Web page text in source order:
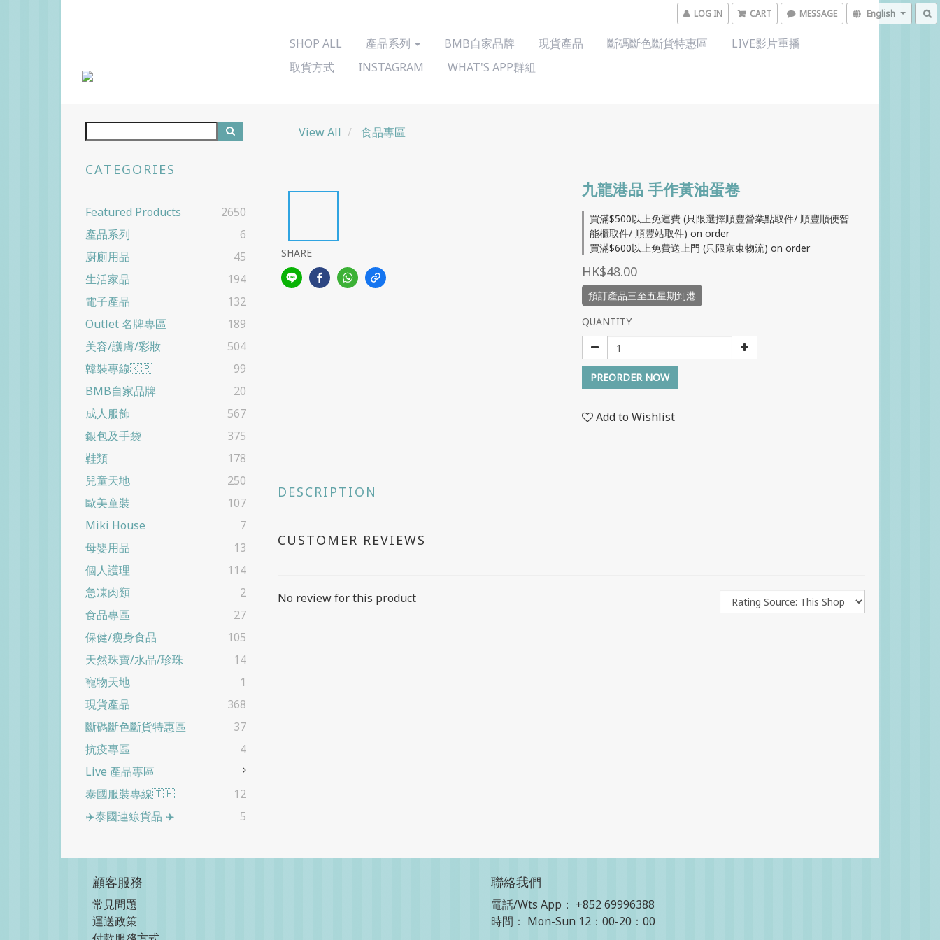
LOG IN CART MESSAGE English
SHOP ALL 產品系列 BMB自家品牌 現貨產品 斷碼斷色斷貨特惠區
LIVE影片重播
取貨方式
INSTAGRAM WHAT'S APP群組
CATEGORIES
Featured Products
2650
產品系列
6
廚廁用品
45
生活家品
194
電子產品
132
Outlet 名牌專區
189
美容/護膚/彩妝
504
韓裝專線🇰🇷
99
BMB自家品牌
20
成人服飾
567
銀包及手袋
375
鞋類
178
兒童天地
250
歐美童裝
107
Miki House
7
母嬰用品
13
個人護理
114
急凍肉類
2
食品專區
27
保健/瘦身食品
105
天然珠寶/水晶/珍珠
14
寵物天地
1
現貨產品
368
斷碼斷色斷貨特惠區
37
抗疫專區
4
Live 產品專區
泰國服裝專線🇹🇭
12
✈️泰國連線貨品 ✈️
5
View All 食品專區
SHARE
九龍港品 手作黃油蛋卷
買滿$500以上免運費 (只限選擇順豐營業點取件/ 順豐順便智
能櫃取件/ 順豐站取件) on order
買滿$600以上免費送上門 (只限京東物流) on order
HK$48.00
預訂產品三至五星期到港
QUANTITY
PREORDER NOW
Add to Wishlist
DESCRIPTION
CUSTOMER REVIEWS
No review for this product
顧客服務
常見問題
運送政策
聯絡我們
電話/Wts App： +852 69996388
時間： Mon-Sun 12：00-20：00